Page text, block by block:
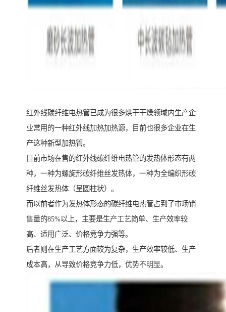
红外线碳纤维电热管已成为很多烘干干燥领域内生产企
业常用的一种红外线加热加热源，目前也很多企业在生
产这种新型加热管。
目前市场在售的红外线碳纤维电热管的发热体形态有两
种，一种为螺旋形碳纤维丝发热体，一种为全编织形碳
纤维丝发热体（呈圆柱状）。
而以前者作为发热体形态的碳纤维电热管占到了市场销
售量的85%以上，主要是生产工艺简单、生产效率较
高、适用广泛、价格竞争力强等。
后者则在生产工艺方面较为复杂，生产效率较低、生产
成本高，从导致价格竞争力低，优势不明显。